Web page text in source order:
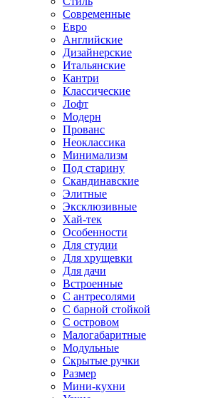
Современные
Евро
Английские
Дизайнерские
Итальянские
Кантри
Классические
Лофт
Модерн
Прованс
Неоклассика
Минимализм
Под старину
Скандинавские
Элитные
Эксклюзивные
Хай-тек
Особенности
Для студии
Для хрущевки
Для дачи
Встроенные
С антресолями
С барной стойкой
С островом
Малогабаритные
Модульные
Скрытые ручки
Размер
Мини-кухни